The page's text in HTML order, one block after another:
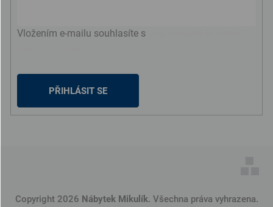
Vložením e-mailu souhlasíte s
PŘIHLÁSIT SE
Copyright 2026 Nábytek Mikulík. Všechna práva vyhrazena.